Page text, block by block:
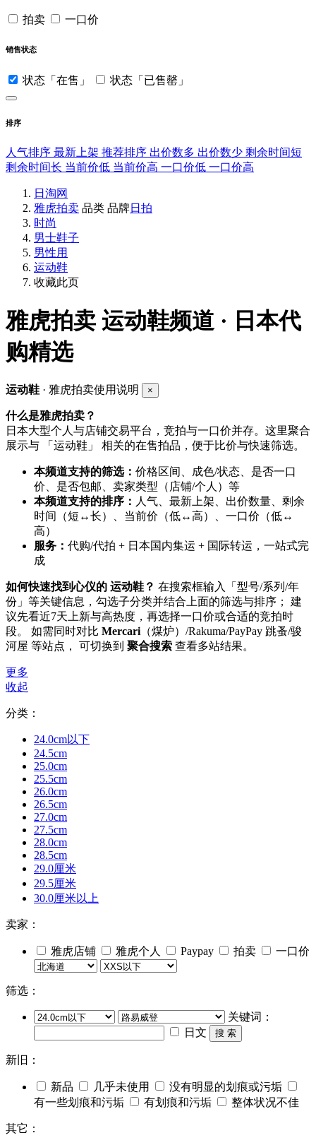
拍卖 一口价
销售状态
状态「在售」 状态「已售罄」
排序
人气排序 最新上架 推荐排序 出价数多 出价数少 剩余时间短
剩余时间长 当前价低 当前价高 一口价低 一口价高
日淘网
雅虎拍卖 品类 品牌日拍
时尚
男士鞋子
男性用
运动鞋
收藏此页
雅虎拍卖 运动鞋频道 · 日本代
购精选
运动鞋 · 雅虎拍卖使用说明 ×
什么是雅虎拍卖？
日本大型个人与店铺交易平台，竞拍与一口价并存。这里聚合
展示与 「运动鞋」 相关的在售拍品，便于比价与快速筛选。
本频道支持的筛选： 价格区间、成色/状态、是否一口
价、是否包邮、卖家类型（店铺/个人）等
本频道支持的排序： 人气、最新上架、出价数量、剩余
时间（短↔长）、当前价（低↔高）、一口价（低↔
高）
服务： 代购/代拍 + 日本国内集运 + 国际转运，一站式完
成
如何快速找到心仪的 运动鞋？ 在搜索框输入「型号/系列/年
份」等关键信息，勾选子分类并结合上面的筛选与排序； 建
议先看近7天上新与高热度，再选择一口价或合适的竞拍时
段。 如需同时对比 Mercari （煤炉）/Rakuma/PayPay 跳蚤/骏
河屋 等站点， 可切换到 聚合搜索 查看多站结果。
更多
收起
分类：
24.0cm以下
24.5cm
25.0cm
25.5cm
26.0cm
26.5cm
27.0cm
27.5cm
28.0cm
28.5cm
29.0厘米
29.5厘米
30.0厘米以上
卖家：
雅虎店铺 雅虎个人 Paypay 拍卖 一口价
筛选：
关键词：
日文
搜 索
新旧：
新品 几乎未使用
没有明显的划痕或污垢
有一些划痕和污垢
有划痕和污垢 整体状况不佳
其它：